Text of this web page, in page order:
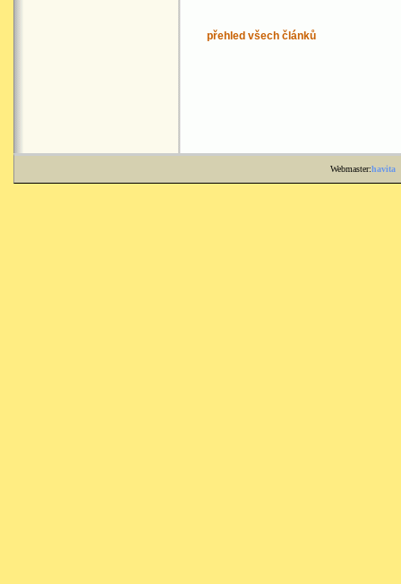
přehled všech článků
Webmaster:havita